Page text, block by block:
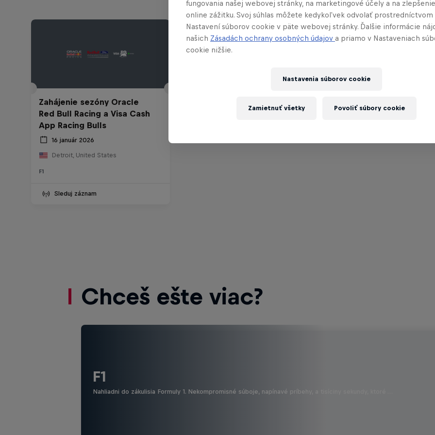
Zahájenie sezóny Oracle
Red Bull Racing a Visa Cash
App Racing Bulls
16 január 2026
Detroit, United States
F1
Sleduj záznam
Chceš ešte viac?
F1
Nahliadni do zákulisia Formuly 1. Nekompromisné súboje, napínavé príbehy, a tisíciny sekundy, ktoré …
fungovania našej webovej stránky, na marketingové účely a na
online zážitku. Svoj súhlas môžete kedykoľvek odvolať prostredníctvom
Nastavení súborov cookie v päte webovej stránky. Ďalšie informácie
našich Zásadách ochrany osobných údajov a priamo v Nastaveniach
cookie nižšie.
Nastavenia súborov cookie
Zamietnuť všetky Povoliť súbory cookie